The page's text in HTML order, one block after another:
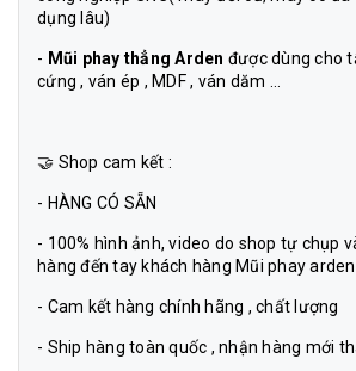
dụng lâu)
- Mũi phay thẳng Arden được dùng cho
cứng , ván ép , MDF , ván dăm ...
🤝 Shop cam kết :
- HÀNG CÓ SẴN
- 100% hình ảnh, video do shop tự chụp
hàng đến tay khách hàng Mũi phay arden
- Cam kết hàng chính hãng , chất lượng
- Ship hàng toàn quốc , nhận hàng mới